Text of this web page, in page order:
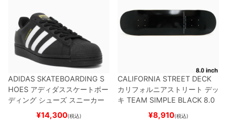
ADIDAS SKATEBOARDING S
HOES アディダススケートボー
ディング シューズ スニーカー
スーパースター SUPERSTAR A
BLACK/WHITE/WHITE
¥14,300(税込)
CALIFORNIA STREET DECK
カリフォルニアストリート デッ
キ TEAM SIMPLE BLACK 8.0
ブランク（BBS / GENERATO
スケートボード スケボー
¥8,910(税込)